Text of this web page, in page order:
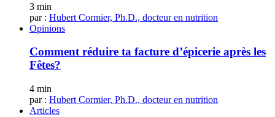
3 min
par : Hubert Cormier, Ph.D., docteur en nutrition
Opinions
Comment réduire ta facture d’épicerie après les
Fêtes?
4 min
par : Hubert Cormier, Ph.D., docteur en nutrition
Articles